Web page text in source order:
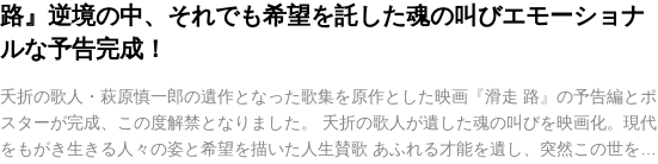
路』逆境の中、それでも希望を託した魂の叫びエモーショナ
ルな予告完成！
夭折の歌人・萩原慎一郎の遺作となった歌集を原作とした映画『滑走 路』の予告編とポ
スターが完成、この度解禁となりました。 夭折の歌人が遺した魂の叫びを映画化。現代
をもがき生きる人々の姿と希望を描いた人生賛歌 あふれる才能を遺し、突然この世を去